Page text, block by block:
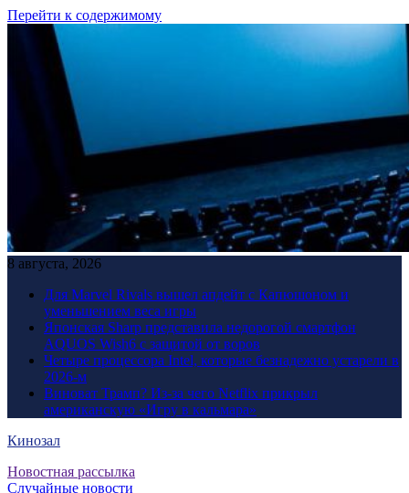
Перейти к содержимому
8 августа, 2026
Для Marvel Rivals вышел апдейт с Капюшоном и
уменьшением веса игры
Японская Sharp представила недорогой смартфон
AQUOS Wish6 с защитой от воров
Четыре процессора Intel, которые безнадежно устарели в
2026-м
Виноват Трамп? Из-за чего Netflix прикрыл
американскую «Игру в кальмара»
Кинозал
Новостная рассылка
Случайные новости